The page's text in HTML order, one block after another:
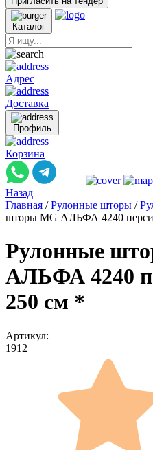
Каталог
Адрес
Доставка
Профиль
Корзина
Назад
Главная / Рулонные шторы /
шторы MG АЛЬФА 4240
Рулонные
АЛЬФА 4240
250 см *
Артикул:
1912